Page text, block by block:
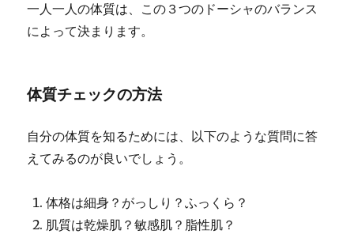
一人一人の体質は、この３つのドーシャのバランス
によって決まります。
体質チェックの方法
自分の体質を知るためには、以下のような質問に答
えてみるのが良いでしょう。
体格は細身？がっしり？ふっくら？
肌質は乾燥肌？敏感肌？脂性肌？